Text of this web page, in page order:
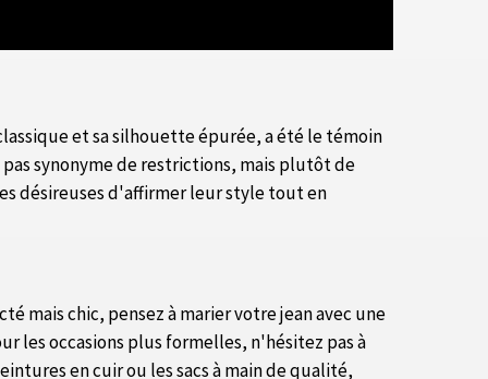
et sa silhouette épurée, a été le témoin
synonyme de restrictions, mais plutôt de
désireuses d'affirmer leur style tout en
mais chic, pensez à marier votre jean avec une
les occasions plus formelles, n'hésitez pas à
en cuir ou les sacs à main de qualité,